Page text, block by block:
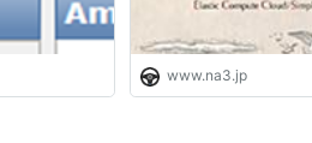
www.na3.jp